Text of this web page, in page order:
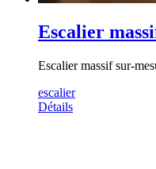
Escalier
Escalier massif sur-
escalier
Détails